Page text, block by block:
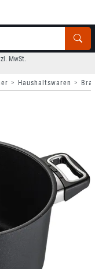
MwSt.
Haushaltswaren